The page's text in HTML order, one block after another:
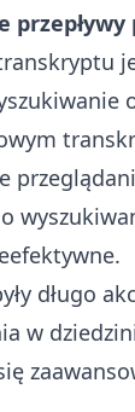
przepływy
długo
w